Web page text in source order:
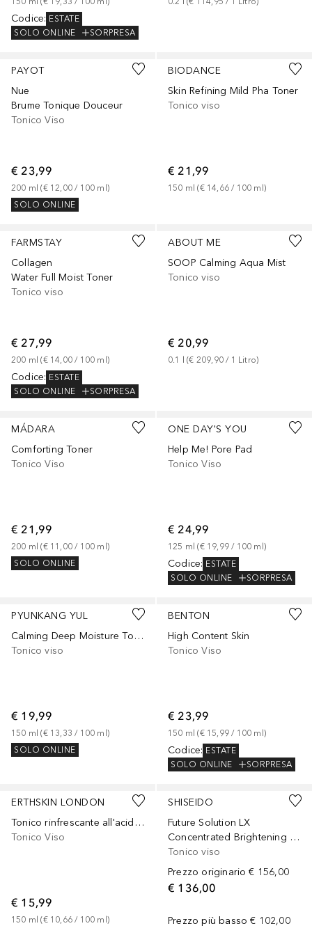
Codice: ESTATE
SOLO ONLINE
SORPRESA
PAYOT
Nue
Brume Tonique Douceur
Tonico Viso
€ 23,99
200 ml (€ 12,00 / 100 ml )
SOLO ONLINE
BIODANCE
Skin Refining Mild Pha Toner
Tonico viso
€ 21,99
150 ml (€ 14,66 / 100 ml )
FARMSTAY
Collagen
Water Full Moist Toner
Tonico viso
€ 27,99
200 ml (€ 14,00 / 100 ml )
Codice: ESTATE
SOLO ONLINE
SORPRESA
ABOUT ME
SOOP Calming Aqua Mist
Tonico viso
€ 20,99
0.1 (€ 209,90 / 1 Litro)
MÁDARA
Comforting Toner
Tonico Viso
€ 21,99
200 ml (€ 11,00 / 100 ml )
SOLO ONLINE
ONE DAY'S YOU
Help Me! Pore Pad
Tonico Viso
€ 24,99
125 ml (€ 19,99 / 100 ml )
Codice: ESTATE
SOLO ONLINE
SORPRESA
PYUNKANG YUL
Calming Deep Moisture Toner
Tonico viso
€ 19,99
150 ml (€ 13,33 / 100 ml )
SOLO ONLINE
BENTON
High Content Skin
Tonico Viso
€ 23,99
150 ml (€ 15,99 / 100 ml )
Codice: ESTATE
SOLO ONLINE
SORPRESA
ERTHSKIN LONDON
Tonico rinfrescante all'acido ialuronico
Tonico Viso
€ 15,99
150 ml (€ 10,66 / 100 ml )
SHISEIDO
Future Solution LX
Concentrated Brightening Softener
Tonico viso
Prezzo originario € 156,00
€ 136,00
Prezzo più basso € 102,00
Sponsorizzato